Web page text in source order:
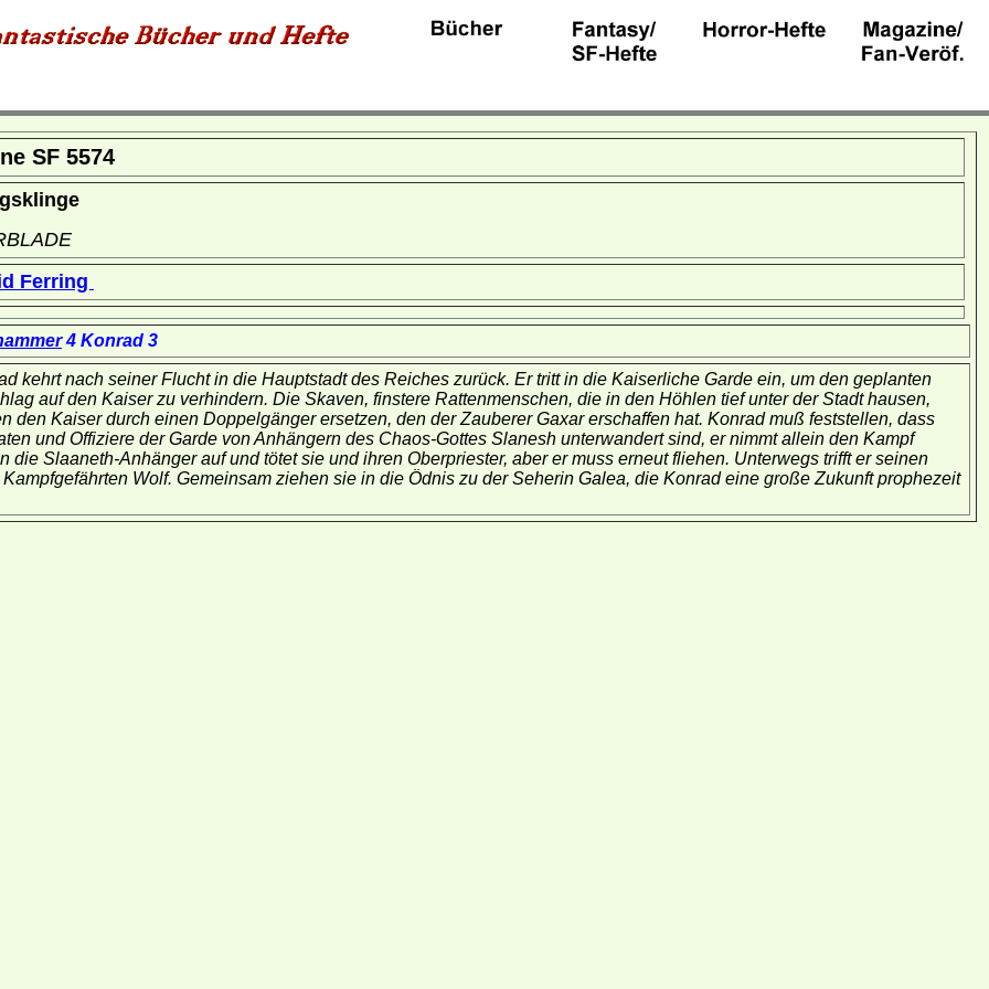
SF 5574
Ferring
4 Konrad 3
kehrt nach seiner Flucht in die Hauptstadt des Reiches zurück. Er tritt in die Kaiserliche Garde ein, um den geplanten
auf den Kaiser zu verhindern. Die Skaven, finstere Rattenmenschen, die in den Höhlen tief unter der Stadt hausen,
den Kaiser durch einen Doppelgänger ersetzen, den der Zauberer Gaxar erschaffen hat. Konrad muß feststellen, dass
und Offiziere der Garde von Anhängern des Chaos-Gottes Slanesh unterwandert sind, er nimmt allein den Kampf
die Slaaneth-Anhänger auf und tötet sie und ihren Oberpriester, aber er muss erneut fliehen. Unterwegs trifft er seinen
Wolf. Gemeinsam ziehen sie in die Ödnis zu der Seherin Galea, die Konrad eine große Zukunft prophezeit